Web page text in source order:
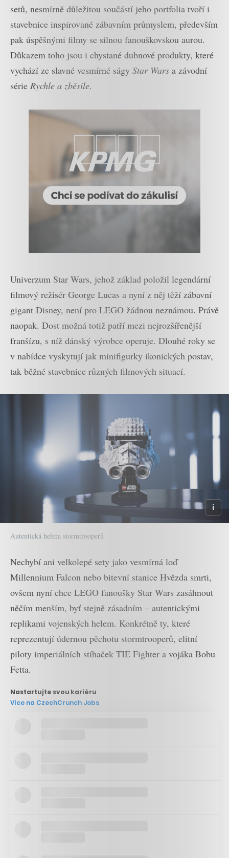
setů, nesmírně důležitou součástí jeho portfolia tvoří i
stavebnice inspirované zábavním průmyslem, především
pak úspěšnými filmy se silnou fanouškovskou aurou.
Důkazem toho jsou i chystané dubnové produkty, které
vychází ze slavné vesmírné ságy Star Wars a závodní
série Rychle a zběsile.
Univerzum Star Wars, jehož základ položil legendární
filmový režisér George Lucas a nyní z něj těží zábavní
gigant Disney, není pro LEGO žádnou neznámou. Právě
naopak. Dost možná totiž patří mezi nejrozšířenější
franšízu, s níž dánský výrobce operuje. Dlouhé roky se
v nabídce vyskytují jak minifigurky ikonických postav,
tak běžné stavebnice různých filmových situací.
Autentická helma stormtrooperů
Nechybí ani velkolepé sety jako vesmírná loď
Millennium Falcon nebo bitevní stanice Hvězda smrti,
ovšem nyní chce LEGO fanoušky Star Wars zasáhnout
něčím menším, byť stejně zásadním – autentickými
replikami vojenských helem. Konkrétně ty, které
reprezentují údernou pěchotu stormtrooperů, elitní
piloty imperiálních stíhaček TIE Fighter a vojáka Bobu
Fetta.
Nastartujte svou kariéru
Více na CzechCrunch Jobs